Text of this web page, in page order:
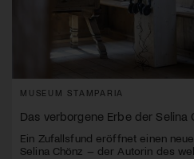
MUSEUM STAMPARIA
Das verborgene Erbe der Selina
Ein Zufallsfund eröffnet einen
Selina Chönz – der Autorin des